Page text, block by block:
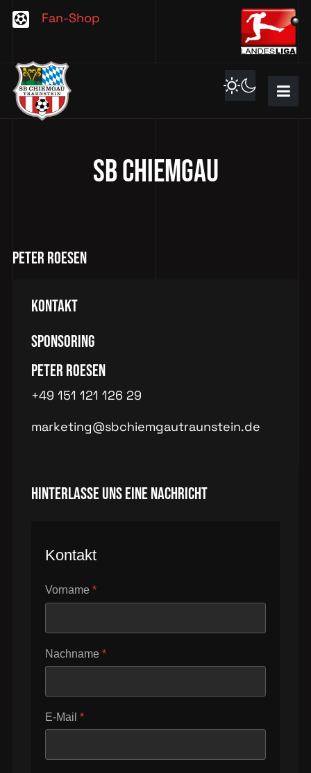
Fan-Shop
SB CHIEMGAU
Peter Roesen
Kontakt
Sponsoring
Peter Roesen
+49 151 121 126 29
marketing@sbchiemgautraunstein.de
Hinterlasse uns eine Nachricht
Kontakt
Vorname *
Nachname *
E-Mail *